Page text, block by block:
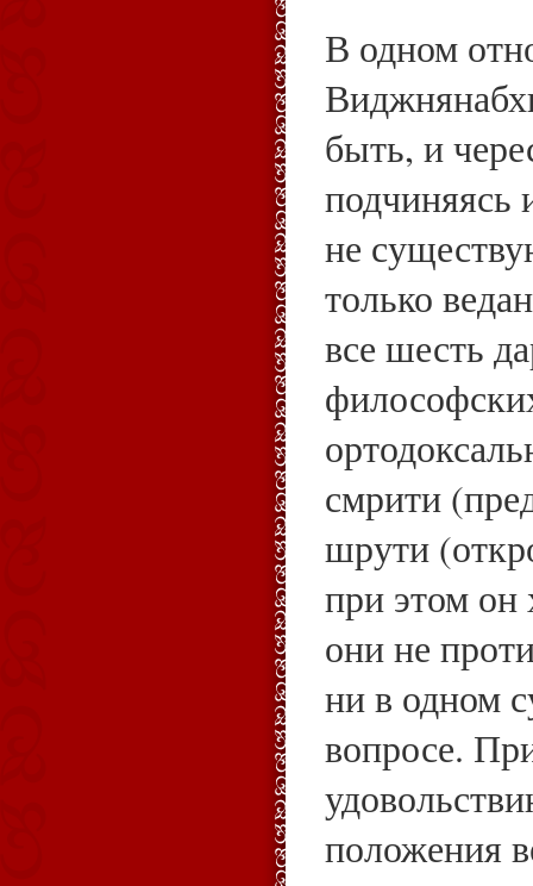
В одном
быть, и
подчиняясь
не
только
все шесть
смрити
шрути
при этом он
они не
ни в одном
вопросе.
положения